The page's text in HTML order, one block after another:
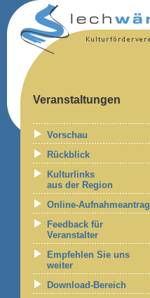
Veranstaltungen
Vorschau
Rückblick
Kulturlinks
aus der Region
Online-Aufnahmeantrag
Feedback für
Veranstalter
Empfehlen Sie uns
weiter
Download-Bereich